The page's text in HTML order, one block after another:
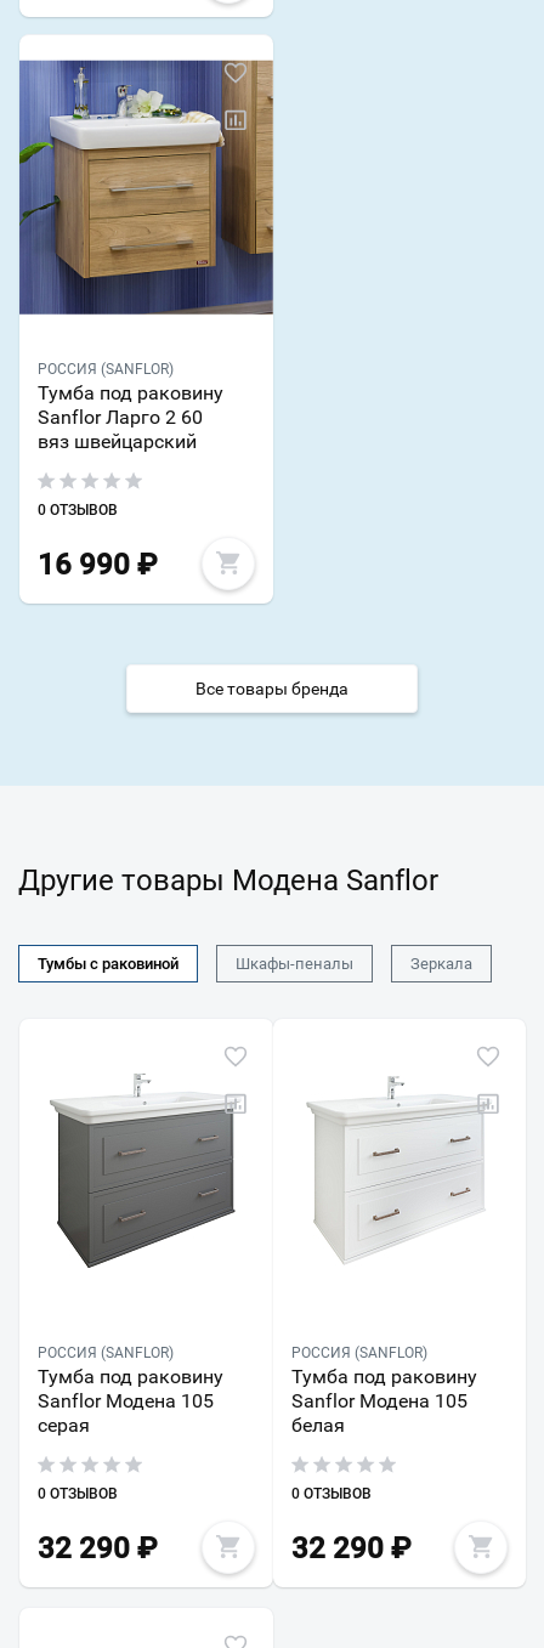
РОССИЯ (SANFLOR)
Тумба под раковину
Sanflor Ларго 2 60
вяз швейцарский
0 ОТЗЫВОВ
16 990 ₽
Все товары бренда
Другие товары Модена Sanflor
Тумбы с раковиной Шкафы-пеналы Зеркала
РОССИЯ (SANFLOR)
Тумба под раковину
Sanflor Модена 105
серая
0 ОТЗЫВОВ
32 290 ₽
РОССИЯ (SANFLOR)
Тумба под раковину
Sanflor Модена 105
белая
0 ОТЗЫВОВ
32 290₽